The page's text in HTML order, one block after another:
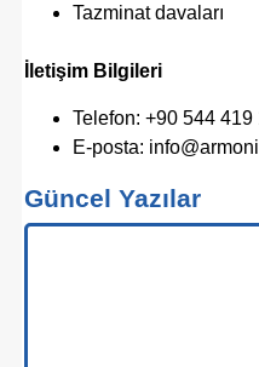
Tazminat davaları
İletişim Bilgileri
Telefon: +90 544 419
E-posta:
Güncel Yazılar